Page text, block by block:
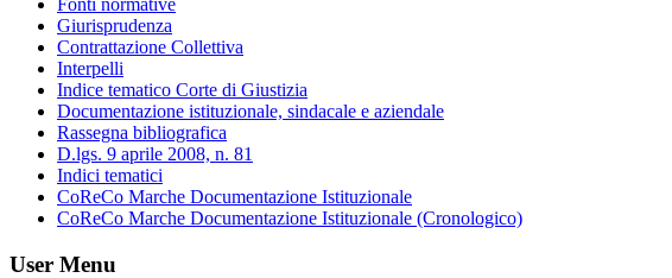
Giurisprudenza
Contrattazione Collettiva
Interpelli
Indice tematico Corte di Giustizia
Documentazione istituzionale, sindacale e aziendale
Rassegna bibliografica
D.lgs. 9 aprile 2008, n. 81
Indici tematici
CoReCo Marche Documentazione Istituzionale
CoReCo Marche Documentazione Istituzionale (Cronologico)
User Menu